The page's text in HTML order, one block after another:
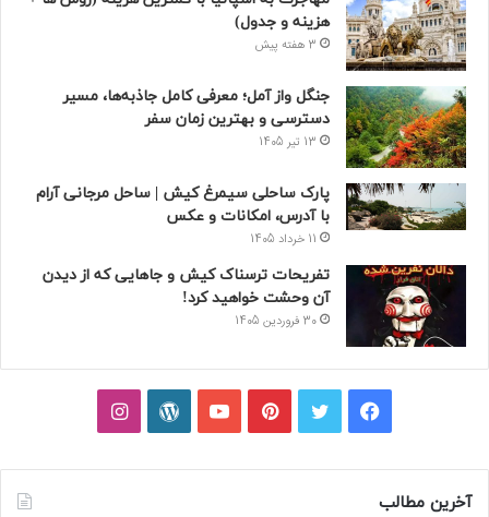
هزینه و جدول)
3 هفته پیش
جنگل واز آمل؛ معرفی کامل جاذبه‌ها، مسیر
دسترسی و بهترین زمان سفر
13 تیر 1405
پارک ساحلی سیمرغ کیش | ساحل مرجانی آرام
با آدرس، امکانات و عکس
11 خرداد 1405
تفریحات ترسناک کیش و جاهایی که از دیدن
آن وحشت خواهید کرد!
30 فروردین 1405
فیسبوکتوییترپینتریستیوتیوبوردپرساینستاگرام
آخرین مطالب